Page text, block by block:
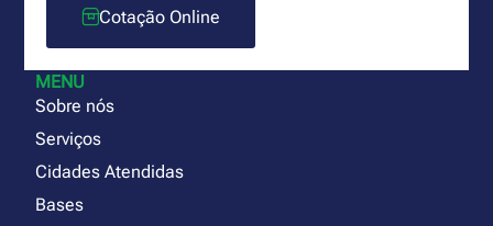
Cotação Online
MENU
Sobre nós
Serviços
Cidades Atendidas
Bases